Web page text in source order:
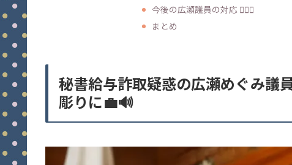
今後の広瀬議員の対応 🕵️‍♂️⚖️
まとめ
秘書給与詐取疑惑の広瀬めぐみ議
彫りに💼🔊